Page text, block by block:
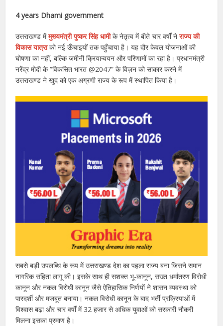
4 years Dhami government
उत्तराखण्ड मेंमुख्यमंत्री पुष्कर सिंह धामीके नेतृत्व में बीते चार वर्षों नेराज्य की
विकास यात्राको नई ऊँचाइयों तक पहुँचाया है। यह दौर केवल योजनाओं की
घोषणा का नहीं, बल्कि जमीनी क्रियान्वयन और परिणामों का रहा है। प्रधानमंत्री
नरेंद्र मोदी के “विकसित भारत @2047” के विज़न को साकार करने में
उत्तराखण्ड ने खुद को एक अग्रणी राज्य के रूप में स्थापित किया है।
सबसे बड़ी उपलब्धि के रूप में उत्तराखण्ड देश का पहला राज्य बना जिसने समान
नागरिक संहिता लागू की। इसके साथ ही सशक्त भू-कानून, सख्त धर्मांतरण विरोधी
कानून और नकल विरोधी कानून जैसे ऐतिहासिक निर्णयों ने शासन व्यवस्था को
पारदर्शी और मजबूत बनाया। नकल विरोधी कानून के बाद भर्ती प्रक्रियाओं में
विश्वास बढ़ा और चार वर्षों में 32 हजार से अधिक युवाओं को सरकारी नौकरी
मिलना इसका प्रमाण है।